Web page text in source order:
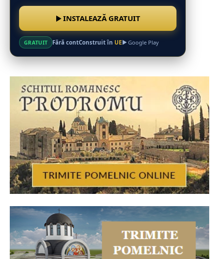
INSTALEAZĂ GRATUIT
GRATUIT Fără contConstruit în UE Google Play